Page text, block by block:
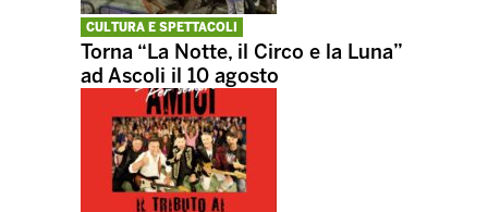
CULTURA E SPETTACOLI
Torna “La Notte, il Circo e la Luna”
ad Ascoli il 10 agosto